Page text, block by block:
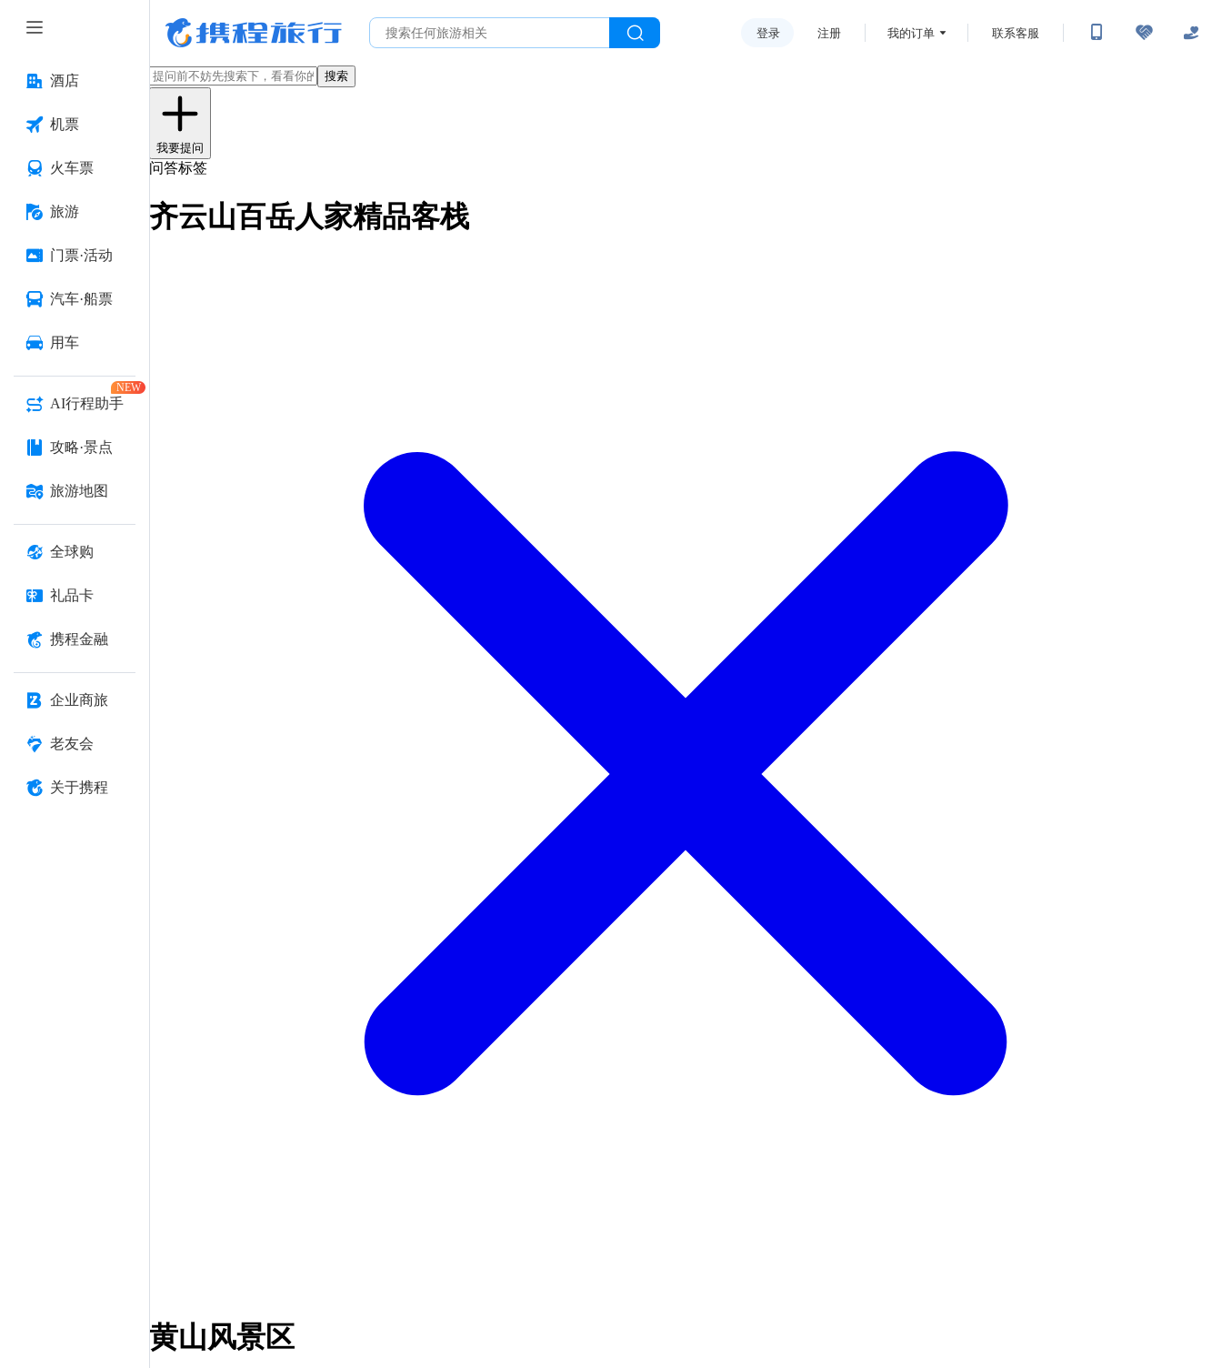
酒店
机票
火车票
旅游
门票·活动
汽车·船票
用车
AI行程助手
NEW
攻略·景点
旅游地图
全球购
礼品卡
携程金融
企业商旅
老友会
关于携程
登录 注册 我的订单 联系客服
搜索
我要提问
问答标签
齐云山百岳人家精品客栈
黄山风景区